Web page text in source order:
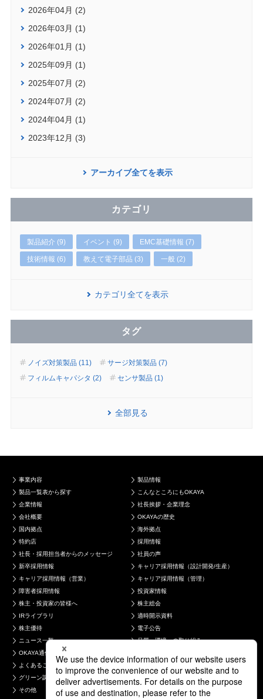
2026年04月 (2)
2026年03月 (1)
2026年01月 (1)
2025年09月 (1)
2025年07月 (2)
2024年07月 (2)
2024年04月 (1)
2023年12月 (3)
アーカイブ全てを表示
カテゴリ
製品紹介 (9) イベント (9) EMC基礎情報 (7)
技術情報 (6) 教えて電子部品 (3) 一般 (2)
カテゴリ全てを表示
タグ
ノイズ対策製品 (11)
サージ対策製品 (7)
フィルムキャパシタ (2)
センサ製品 (1)
全部見る
事業内容
製品情報
製品一覧表から探す
こんなところにもOKAYA
企業情報
社長挨拶・企業理念
会社概要
OKAYAの歴史
国内拠点
海外拠点
特約店
採用情報
社長・採用担当者からのメッセージ
社員の声
新卒採用情報
キャリア採用情報（設計開発/生産）
キャリア採用情報（営業）
キャリア採用情報（管理）
障害者採用情報
投資家情報
株主・投資家の皆様へ
株主総会
IRライブラリ
適時開示資料
株主優待
電子公告
ニュース一覧
品質・環境への取り組み
OKAYA通信
よくあるご質問
グリーン調達について
採用について
その他